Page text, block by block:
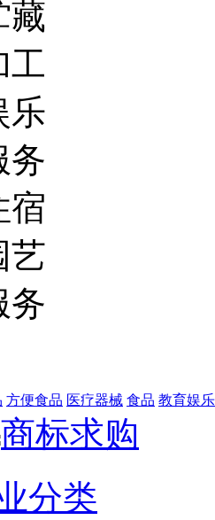
藏
工
乐
务
宿
艺
务
方便食品 医疗器械 食品 教育娱乐
商标求购
分类